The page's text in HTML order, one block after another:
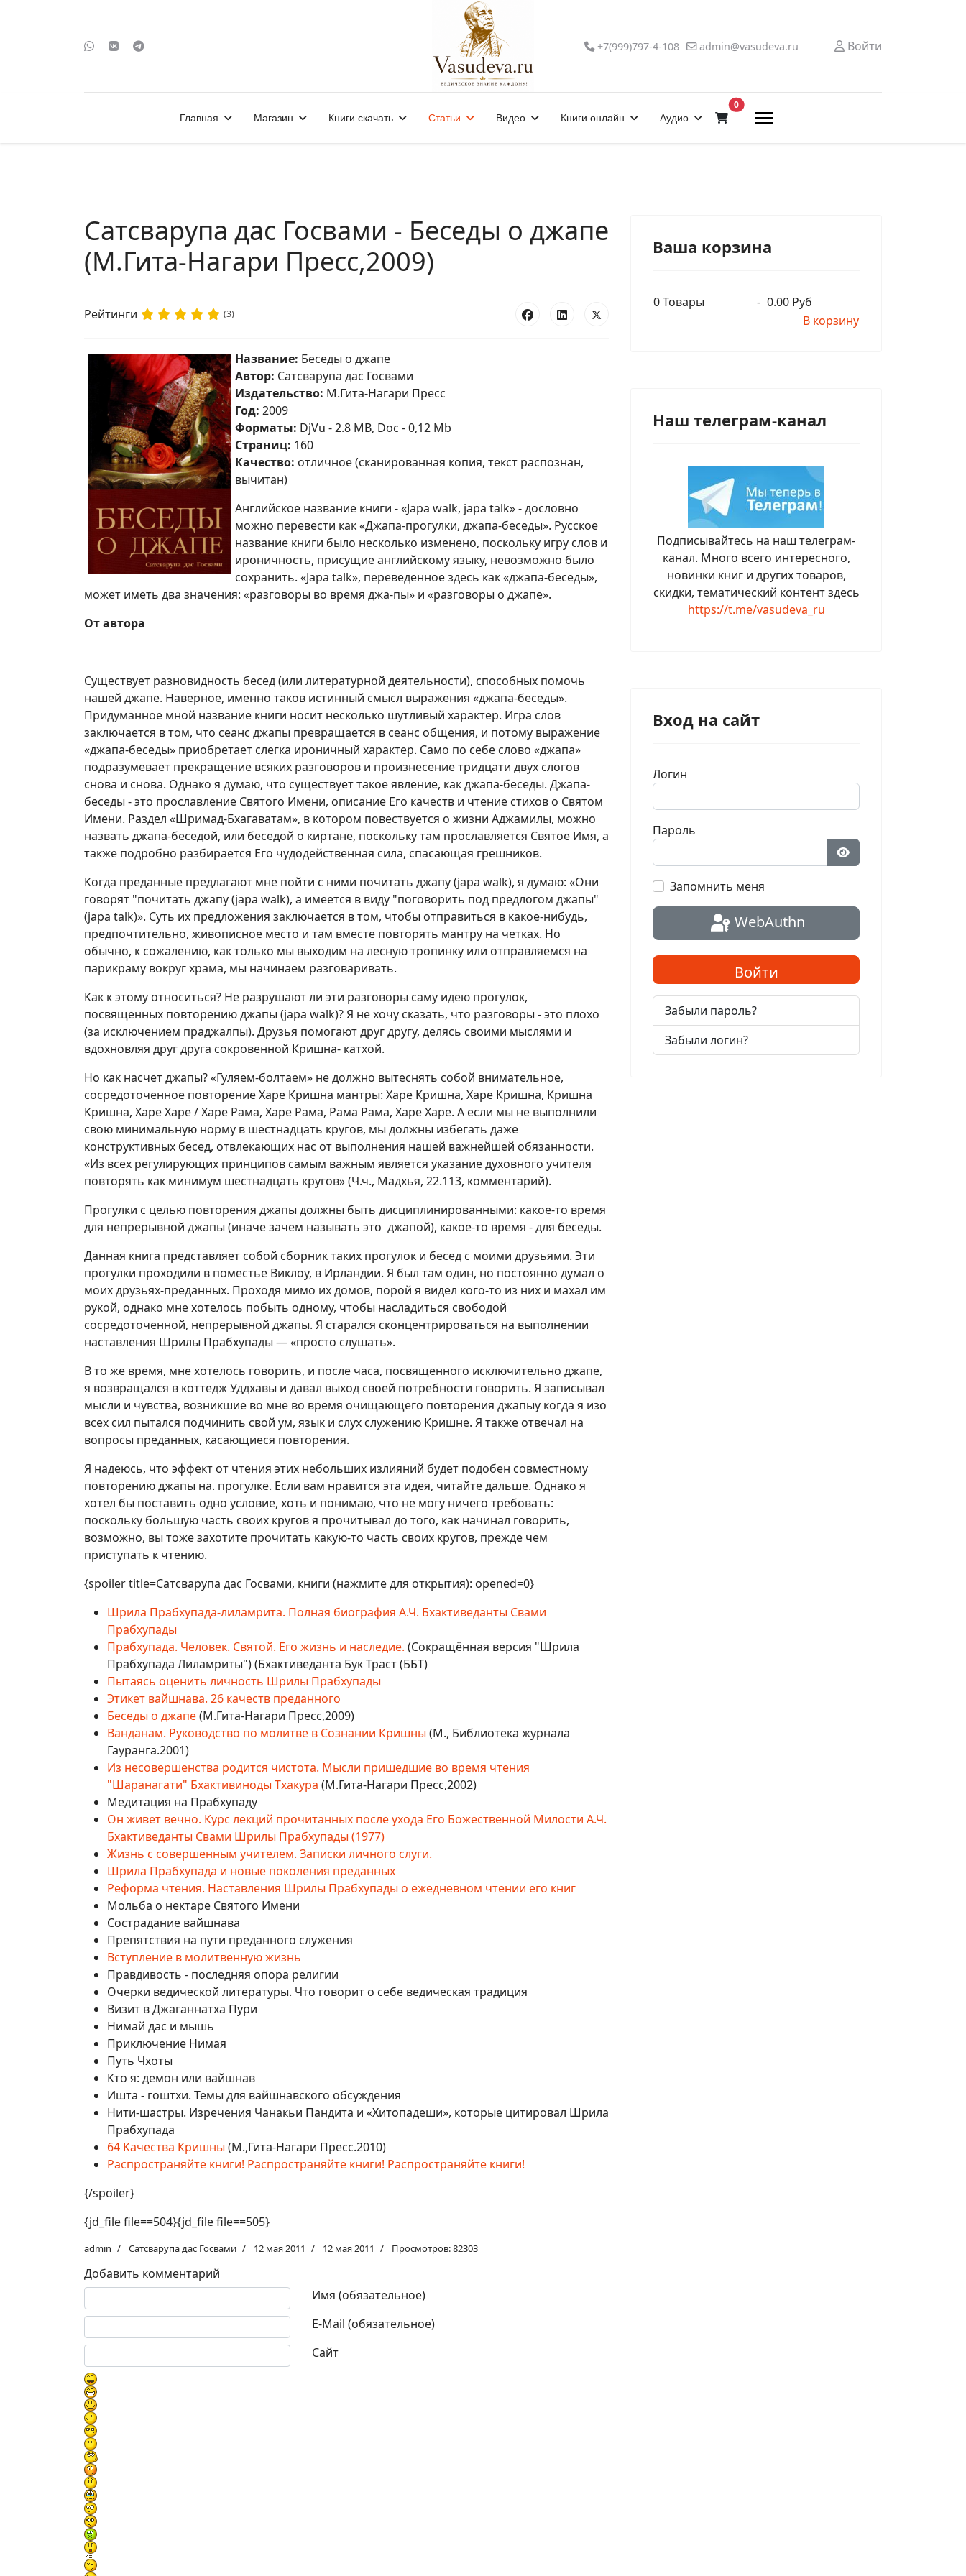
+7(999)797-4-108 admin@vasudeva.ru Войти
Главная Магазин Книги скачать Статьи Видео Книги онлайн Аудио
0В корзину
Сатсварупа дас Госвами - Беседы о джапе
(М.Гита-Нагари Пресс,2009)
Рейтинги (3)
Название: Беседы о джапе
Автор: Сатсварупа дас Госвами
Издательство: М.Гита-Нагари Пресс
Год: 2009
Форматы: DjVu - 2.8 MB, Doc - 0,12 Mb
Страниц: 160
Качество: отличное (сканированная копия, текст распознан,
вычитан)
Английское название книги - «Japa walk, japa talk» - дословно
можно перевести как «Джапа-прогулки, джапа-беседы». Русское
название книги было несколько изменено, поскольку игру слов и
ироничность, присущие английскому языку, невозможно было
сохранить. «Japa talk», переведенное здесь как «джапа-беседы»,
может иметь два значения: «разговоры во время джа-пы» и «разговоры о джапе».
От автора
Существует разновидность бесед (или литературной деятельности), способных помочь
нашей джапе. Наверное, именно таков истинный смысл выражения «джапа-беседы».
Придуманное мной название книги носит несколько шутливый характер. Игра слов
заключается в том, что сеанс джапы превращается в сеанс общения, и потому выражение
«джапа-беседы» приобретает слегка ироничный характер. Само по себе слово «джапа»
подразумевает прекращение всяких разговоров и произнесение тридцати двух слогов
снова и снова. Однако я думаю, что существует такое явление, как джапа-беседы. Джапа-
беседы - это прославление Святого Имени, описание Его качеств и чтение стихов о Святом
Имени. Раздел «Шримад-Бхагаватам», в котором повествуется о жизни Аджамилы, можно
назвать джапа-беседой, или беседой о киртане, поскольку там прославляется Святое Имя, а
также подробно разбирается Его чудодейственная сила, спасающая грешников.
Когда преданные предлагают мне пойти с ними почитать джапу (japa walk), я думаю: «Они
говорят "почитать джапу (japa walk), а имеется в виду "поговорить под предлогом джапы"
(japa talk)». Суть их предложения заключается в том, чтобы отправиться в какое-нибудь,
предпочтительно, живописное место и там вместе повторять мантру на четках. Но
обычно, к сожалению, как только мы выходим на лесную тропинку или отправляемся на
парикраму вокруг храма, мы начинаем разговаривать.
Как к этому относиться? Не разрушают ли эти разговоры саму идею прогулок,
посвященных повторению джапы (japa walk)? Я не хочу сказать, что разговоры - это плохо
(за исключением праджалпы). Друзья помогают друг другу, делясь своими мыслями и
вдохновляя друг друга сокровенной Кришна- катхой.
Но как насчет джапы? «Гуляем-болтаем» не должно вытеснять собой внимательное,
сосредоточенное повторение Харе Кришна мантры: Харе Кришна, Харе Кришна, Кришна
Кришна, Харе Харе / Харе Рама, Харе Рама, Рама Рама, Харе Харе. А если мы не выполнили
свою минимальную норму в шестнадцать кругов, мы должны избегать даже
конструктивных бесед, отвлекающих нас от выполнения нашей важнейшей обязанности.
«Из всех регулирующих принципов самым важным является указание духовного учителя
повторять как минимум шестнадцать кругов» (Ч.ч., Мадхья, 22.113, комментарий).
Прогулки с целью повторения джапы должны быть дисциплинированными: какое-то время
для непрерывной джапы (иначе зачем называть это джапой), какое-то время - для беседы.
Данная книга представляет собой сборник таких прогулок и бесед с моими друзьями. Эти
прогулки проходили в поместье Виклоу, в Ирландии. Я был там один, но постоянно думал о
моих друзьях-преданных. Проходя мимо их домов, порой я видел кого-то из них и махал им
рукой, однако мне хотелось побыть одному, чтобы насладиться свободой
сосредоточенной, непрерывной джапы. Я старался сконцентрироваться на выполнении
наставления Шрилы Прабхупады — «просто слушать».
В то же время, мне хотелось говорить, и после часа, посвященного исключительно джапе,
я возвращался в коттедж Уддхавы и давал выход своей потребности говорить. Я записывал
мысли и чувства, возникшие во мне во время очищающего повторения джапыу когда я изо
всех сил пытался подчинить свой ум, язык и слух служению Кришне. Я также отвечал на
вопросы преданных, касающиеся повторения.
Я надеюсь, что эффект от чтения этих небольших излияний будет подобен совместному
повторению джапы на. прогулке. Если вам нравится эта идея, читайте дальше. Однако я
хотел бы поставить одно условие, хоть и понимаю, что не могу ничего требовать:
поскольку большую часть своих кругов я прочитывал до того, как начинал говорить,
возможно, вы тоже захотите прочитать какую-то часть своих кругов, прежде чем
приступать к чтению.
{spoiler title=Сатсварупа дас Госвами, книги (нажмите для открытия): opened=0}
Шрила Прабхупада-лиламрита. Полная биография А.Ч. Бхактиведанты Свами
Прабхупады
Прабхупада. Человек. Святой. Его жизнь и наследие. (Сокращённая версия "Шрила
Прабхупада Лиламриты") (Бхактиведанта Бук Траст (ББТ)
Пытаясь оценить личность Шрилы Прабхупады
Этикет вайшнава. 26 качеств преданного
Беседы о джапе(М.Гита-Нагари Пресс,2009)
Ванданам. Руководство по молитве в Сознании Кришны (М., Библиотека журнала
Гауранга.2001)
Из несовершенства родится чистота. Мысли пришедшие во время чтения
"Шаранагати" Бхактивиноды Тхакура (М.Гита-Нагари Пресс,2002)
Медитация на Прабхупаду
Он живет вечно. Курс лекций прочитанных после ухода Его Божественной Милости А.Ч.
Бхактиведанты Свами Шрилы Прабхупады (1977)
Жизнь с совершенным учителем. Записки личного слуги.
Шрила Прабхупада и новые поколения преданных
Реформа чтения. Наставления Шрилы Прабхупады о ежедневном чтении его книг
Мольба о нектаре Святого Имени
Сострадание вайшнава
Препятствия на пути преданного служения
Вступление в молитвенную жизнь
Правдивость - последняя опора религии
Очерки ведической литературы. Что говорит о себе ведическая традиция
Визит в Джаганнатха Пури
Нимай дас и мышь
Приключение Нимая
Путь Чхоты
Кто я: демон или вайшнав
Ишта - гоштхи. Темы для вайшнавского обсуждения
Нити-шастры. Изречения Чанакьи Пандита и «Хитопадеши», которые цитировал Шрила
Прабхупада
64 Качества Кришны (М.,Гита-Нагари Пресс.2010)
Распространяйте книги! Распространяйте книги! Распространяйте книги!
{/spoiler}
{jd_file file==504}{jd_file file==505}
admin Сатсварупа дас Госвами 12 мая 2011 12 мая 2011 Просмотров: 82303
Добавить комментарий
Имя (обязательное)
E-Mail (обязательное)
Сайт
Текст комментария
Ваша корзина
0Товары - 0.00 Руб
В корзину
Наш телеграм-канал
Подписывайтесь на наш телеграм-
канал. Много всего интересного,
новинки книг и других товаров,
скидки, тематический контент здесь
https://t.me/vasudeva_ru
Вход на сайт
Логин
Пароль
Показать пароль
Запомнить меня
WebAuthn
Войти
Забыли пароль?
Забыли логин?